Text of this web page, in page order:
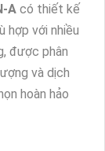
A có thiết kế
hợp với nhiều
được phân
và dịch
hoàn hảo